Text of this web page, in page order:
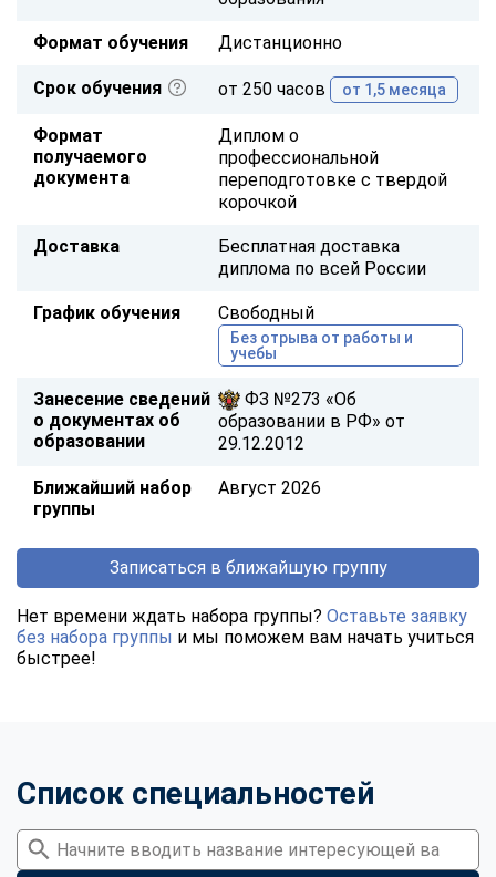
Формат обучения Дистанционно
Срок обучения от 250 часов от 1,5 месяца
Формат
получаемого
документа
Диплом о
профессиональной
переподготовке с твердой
корочкой
Доставка
Бесплатная доставка
диплома по всей России
График обучения Свободный
Без отрыва от работы и
учебы
Занесение сведений
о документах об
образовании
ФЗ №273 «Об
образовании в РФ» от
29.12.2012
Ближайший набор
группы
Август 2026
Записаться в ближайшую группу
Нет времени ждать набора группы? Оставьте заявку
без набора группы и мы поможем вам начать учиться
быстрее!
Список специальностей